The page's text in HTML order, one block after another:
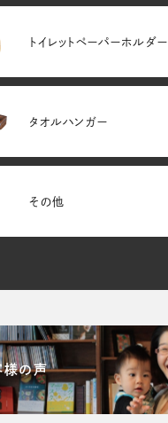
トイレットペーパーホルダー
タオルハンガー
その他
様の声